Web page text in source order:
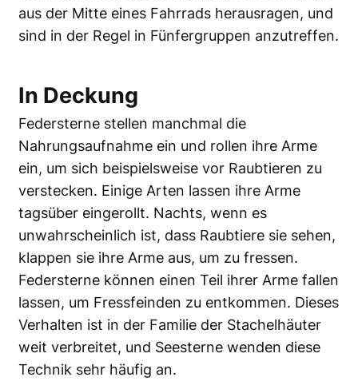
aus der Mitte eines Fahrrads herausragen, und
sind in der Regel in Fünfergruppen anzutreffen.
In Deckung
Federsterne stellen manchmal die
Nahrungsaufnahme ein und rollen ihre Arme
ein, um sich beispielsweise vor Raubtieren zu
verstecken. Einige Arten lassen ihre Arme
tagsüber eingerollt. Nachts, wenn es
unwahrscheinlich ist, dass Raubtiere sie sehen,
klappen sie ihre Arme aus, um zu fressen.
Federsterne können einen Teil ihrer Arme fallen
lassen, um Fressfeinden zu entkommen. Dieses
Verhalten ist in der Familie der Stachelhäuter
weit verbreitet, und Seesterne wenden diese
Technik sehr häufig an.